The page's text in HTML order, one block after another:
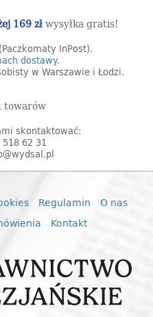
169 złwysyłka gratis!
(Paczkomaty InPost).
dostawy.
w Warszawie i Łodzi.
towarów
skontaktować:
62 31
Regulamin
O nas
Kontakt